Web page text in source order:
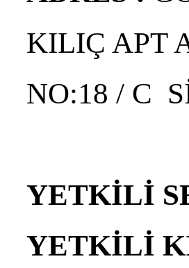
KILIÇ APT
NO:18 / C
YETKİLİ
YETKİLİ